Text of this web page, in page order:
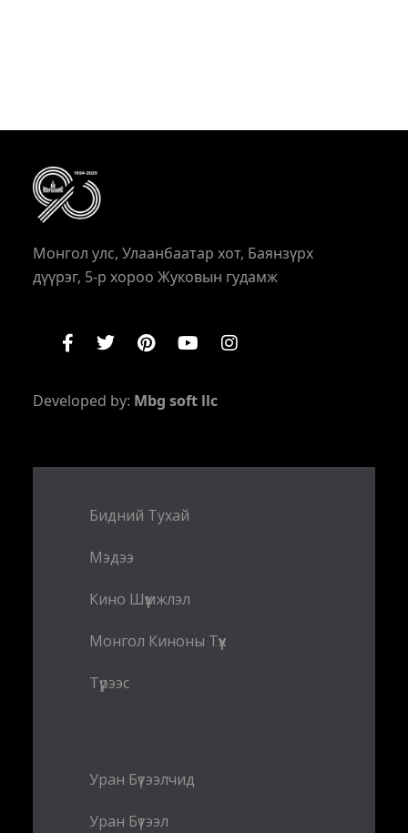
Монгол улс, Улаанбаатар хот, Баянзүрх
дүүрэг, 5-р хороо Жуковын гудамж
Developed by: Mbg soft llc
Бидний Тухай
Мэдээ
Кино Шүүмжлэл
Монгол Киноны Түүх
Түрээс
Уран Бүтээлчид
Уран Бүтээл